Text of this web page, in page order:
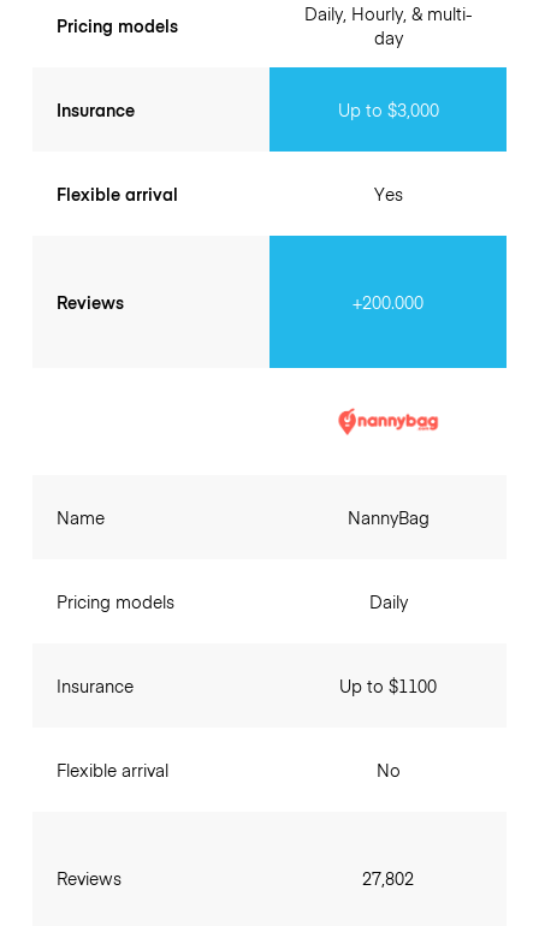
Pricing models
Insurance
Flexible arrival
Reviews
Daily, Hourly, & multi-
day
Up to $3,000
Yes
+200.000
Name
Pricing models
Insurance
Flexible arrival
Reviews
NannyBag
Daily
Up to $1100
No
27,802